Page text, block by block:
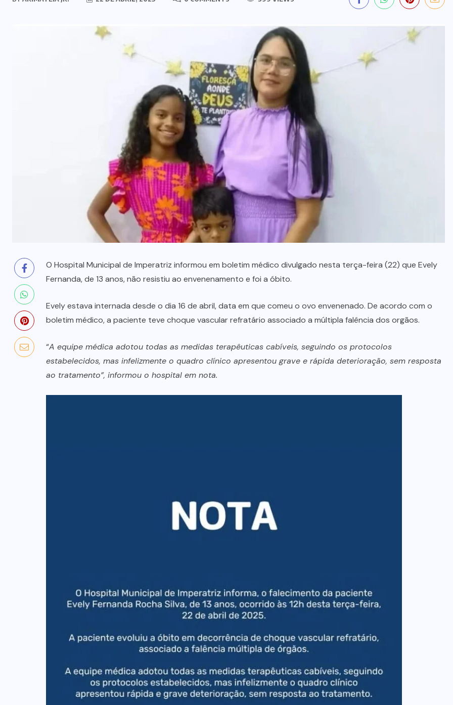
O Hospital Municipal de Imperatriz informou em boletim médico divulgado nesta terça-feira (22) que Evely
Fernanda, de 13 anos, não resistiu ao envenenamento e foi a óbito.
Evely estava internada desde o dia 16 de abril, data em que comeu o ovo envenenado. De acordo com o
boletim médico, a paciente teve choque vascular refratário associado a múltipla falência dos orgãos.
“A equipe médica adotou todas as medidas terapêuticas cabíveis, seguindo os protocolos
estabelecidos, mas infelizmente o quadro clínico apresentou grave e rápida deterioração, sem resposta
ao tratamento”, informou o hospital em nota.
POLÍCIA
Mulher joga drogas no vaso
sanitário; polícia apreende 3 kg e
prende mãe e filho
7 DE AGOSTO, 2026